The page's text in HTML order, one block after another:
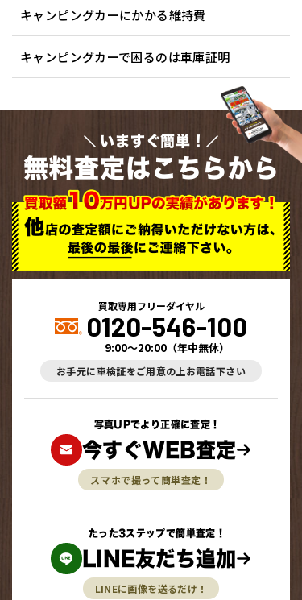
キャンピングカーにかかる維持費
キャンピングカーで困るのは車庫証明
いますぐ簡単！
無料査定はこちらから
買取専用フリーダイヤル
0120-546-100
9:00～20:00 （年中無休）
お手元に車検証をご用意の上お電話下さい
写真UPでより正確に査定！
今すぐWEB査定
スマホで撮って簡単査定！
たった3ステップで簡単査定！
LINE友だち追加
LINEに画像を送るだけ！